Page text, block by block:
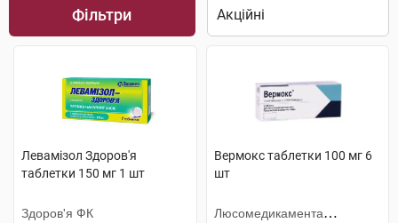
Фільтри
Левамізол Здоров'я
таблетки 150 мг 1 шт
Здоров'я ФК
Вермокс таблетки 100 мг 6
шт
Люсомедикамента